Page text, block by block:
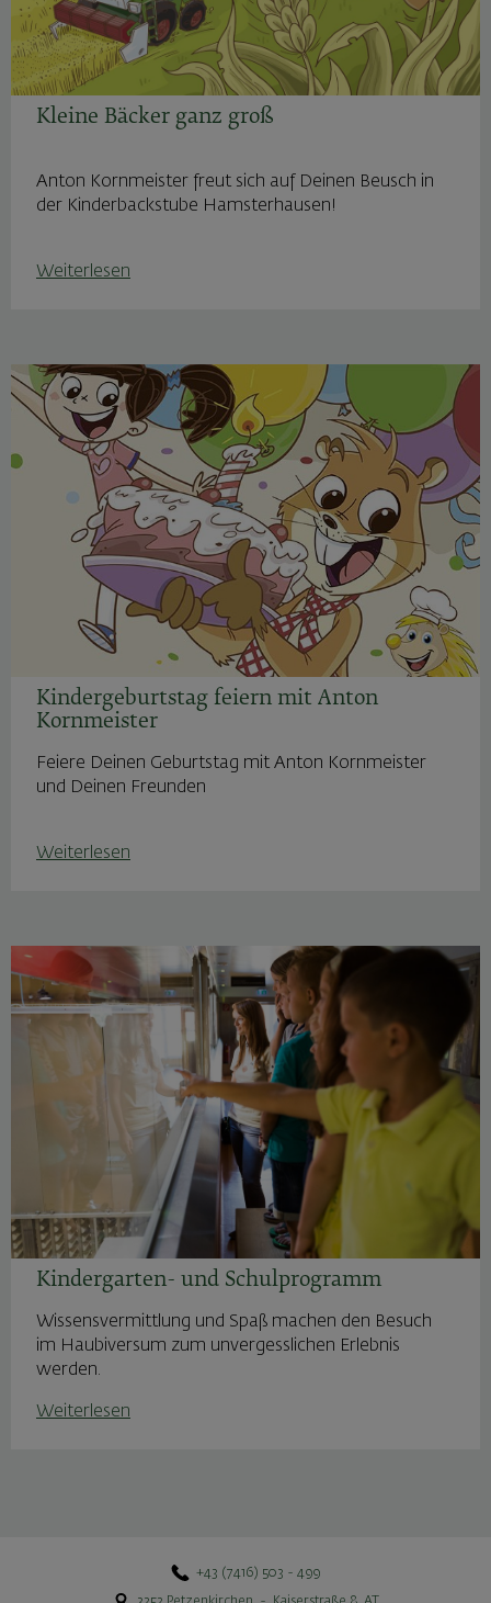
Kleine Bäcker ganz groß
Anton Kornmeister freut sich auf Deinen Beusch in
der Kinderbackstube Hamsterhausen!
Weiterlesen
Kindergeburtstag feiern mit Anton
Kornmeister
Feiere Deinen Geburtstag mit Anton Kornmeister
und Deinen Freunden
Weiterlesen
Kindergarten- und Schulprogramm
Wissensvermittlung und Spaß machen den Besuch
im Haubiversum zum unvergesslichen Erlebnis
werden.
Weiterlesen
+43 (7416) 503 - 499